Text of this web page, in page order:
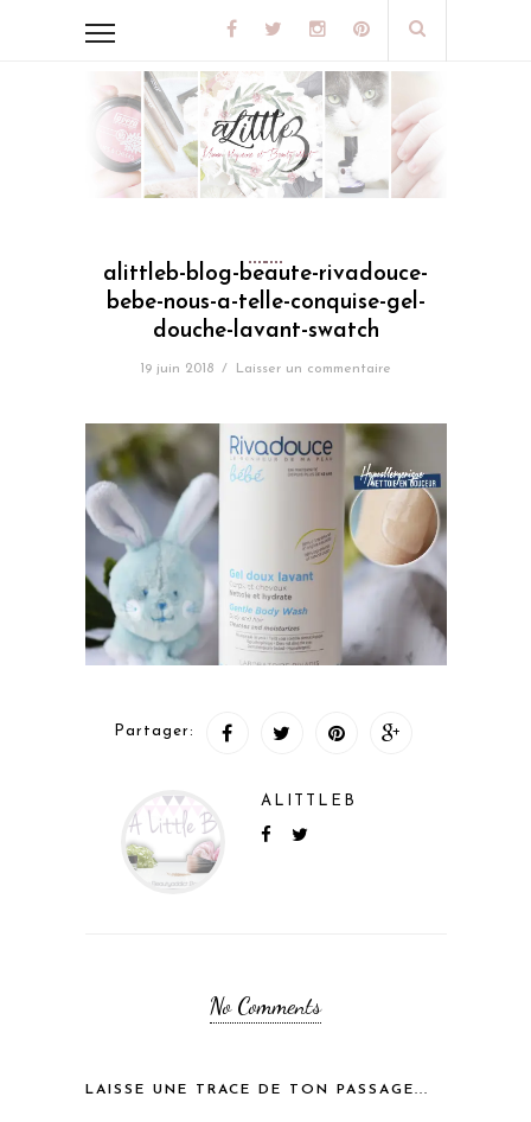
alittleb-blog-beaute-rivadouce-
bebe-nous-a-telle-conquise-gel-
douche-lavant-swatch
19 juin 2018 / Laisser un commentaire
Partager:
ALITTLEB
No Comments
LAISSE UNE TRACE DE TON PASSAGE...